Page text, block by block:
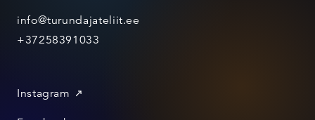
info@turundajateliit.ee
+37258391033
Instagram